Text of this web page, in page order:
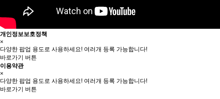
개인정보보호정책
×
다양한 팝업 용도로 사용하세요! 여러개 등록 가능합니다!
바로가기 버튼
이용약관
×
다양한 팝업 용도로 사용하세요! 여러개 등록 가능합니다!
바로가기 버튼